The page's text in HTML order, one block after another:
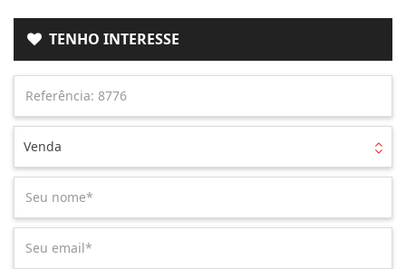
TENHO INTERESSE
Venda